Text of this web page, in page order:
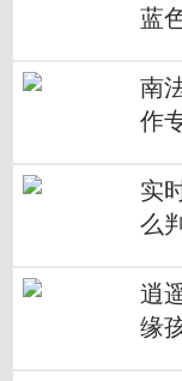
蓝
南
作
实
么
逍
缘